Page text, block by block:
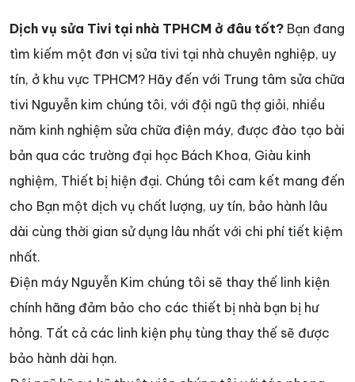
Dịch vụ sửa Tivi tại nhà TPHCM ở đâu tốt? Bạn đang
tìm kiếm một đơn vị sửa tivi tại nhà chuyên nghiệp, uy
tín, ở khu vực TPHCM? Hãy đến với Trung tâm sửa chữa
tivi Nguyễn kim chúng tôi, với đội ngũ thợ giỏi, nhiều
năm kinh nghiệm sửa chữa điện máy, được đào tạo bài
bản qua các trường đại học Bách Khoa, Giàu kinh
nghiệm, Thiết bị hiện đại. Chúng tôi cam kết mang đến
cho Bạn một dịch vụ chất lượng, uy tín, bảo hành lâu
dài cùng thời gian sử dụng lâu nhất với chi phí tiết kiệm
nhất.
Điện máy Nguyễn Kim chúng tôi sẽ thay thế linh kiện
chính hãng đảm bảo cho các thiết bị nhà bạn bị hư
hỏng. Tất cả các linh kiện phụ tùng thay thế sẽ được
bảo hành dài hạn.